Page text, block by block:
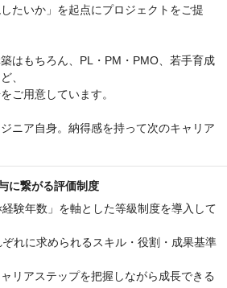
たいか」を起点にプロジェクトをご提
はもちろん、PL・PM・PMO、若手育成
、
ご用意しています。
ニア自身。納得感を持って次のキャリア
に繋がる評価制度
験年数」を軸とした等級制度を導入して
れに求められるスキル・役割・成果基準
リアステップを把握しながら成長できる